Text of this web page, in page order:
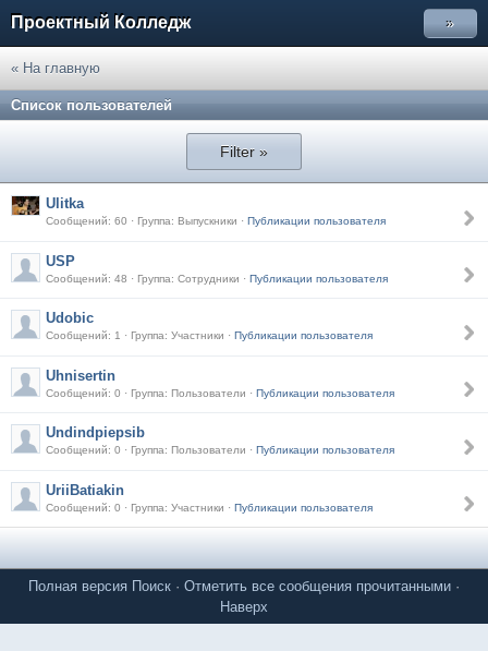
Проектный Колледж »
« На главную
Список пользователей
Filter »
Ulitka
Сообщений: 60 · Группа: Выпускники · Публикации пользователя
USP
Сообщений: 48 · Группа: Сотрудники · Публикации пользователя
Udobic
Сообщений: 1 · Группа: Участники · Публикации пользователя
Uhnisertin
Сообщений: 0 · Группа: Пользователи · Публикации пользователя
Undindpiepsib
Сообщений: 0 · Группа: Пользователи · Публикации пользователя
UriiBatiakin
Сообщений: 0 · Группа: Участники · Публикации пользователя
Полная версия Поиск · Отметить все сообщения прочитанными ·
Наверх